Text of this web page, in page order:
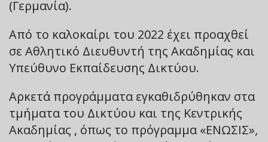
(Γερμανία).
Από το καλοκαίρι του 2022 έχει προαχθεί
σε Αθλητικό Διευθυντή της Ακαδημίας και
Υπεύθυνο Εκπαίδευσης Δικτύου.
Αρκετά προγράμματα εγκαθιδρύθηκαν στα
τμήματα του Δικτύου και της Κεντρικής
Ακαδημίας , όπως το πρόγραμμα «ΕΝΩΣΙΣ»,